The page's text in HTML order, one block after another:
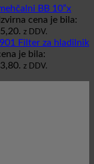
BB 10”x
Izvirna cena je bila:
z DDV.
Filter za hladilnik
je bila:
z DDV.